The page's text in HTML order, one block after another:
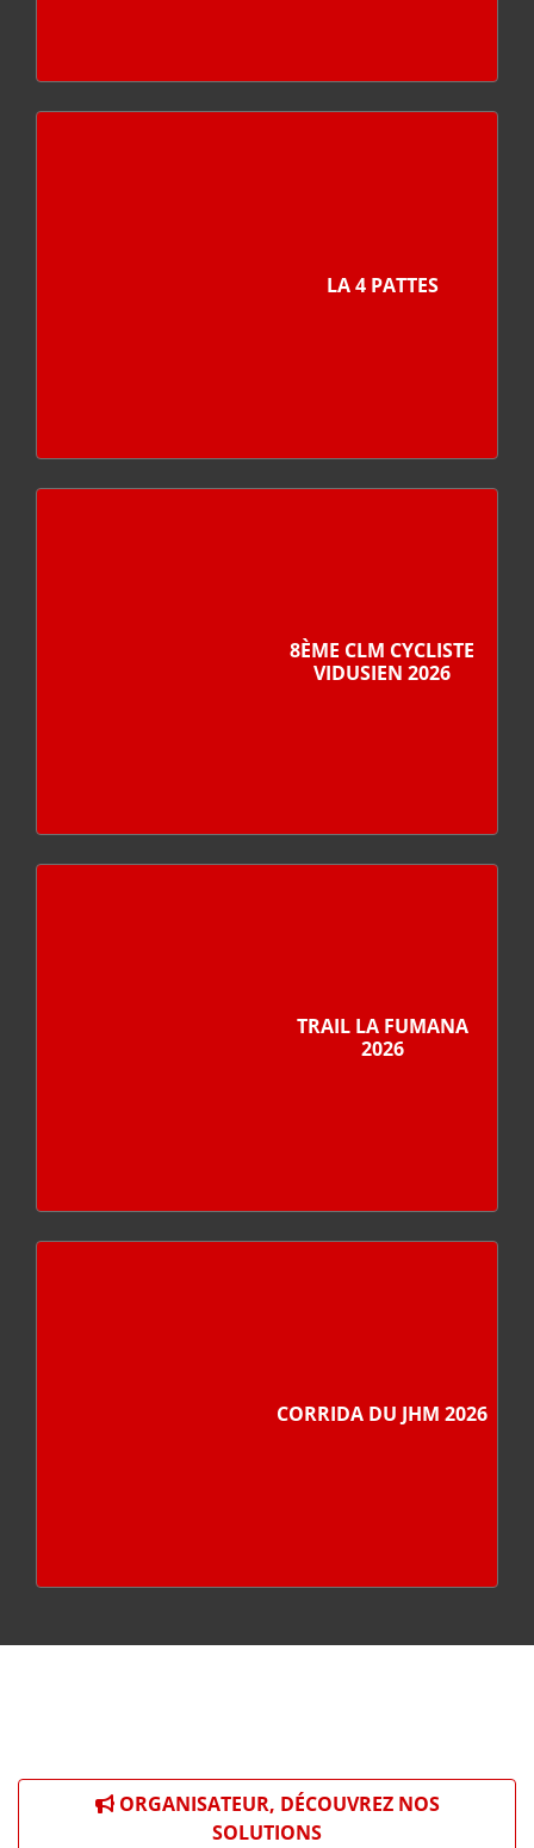
LA 4 PATTES
8ÈME CLM CYCLISTE
VIDUSIEN 2026
TRAIL LA FUMANA
2026
CORRIDA DU JHM 2026
ORGANISATEUR, DÉCOUVREZ NOS
SOLUTIONS